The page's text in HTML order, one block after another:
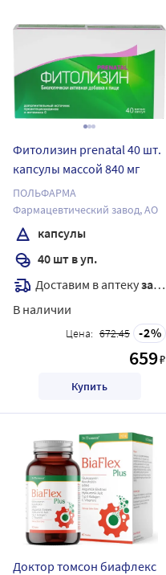
Фитолизин prenatal 40 шт.
капсулы массой 840 мг
ПОЛЬФАРМА
Фармацевтический завод, АО
капсулы
40 шт в уп.
Доставим в аптекузавтра
В наличии
Цена: 672.45 2
659₽
Купить
Доктор томсон биафлекс